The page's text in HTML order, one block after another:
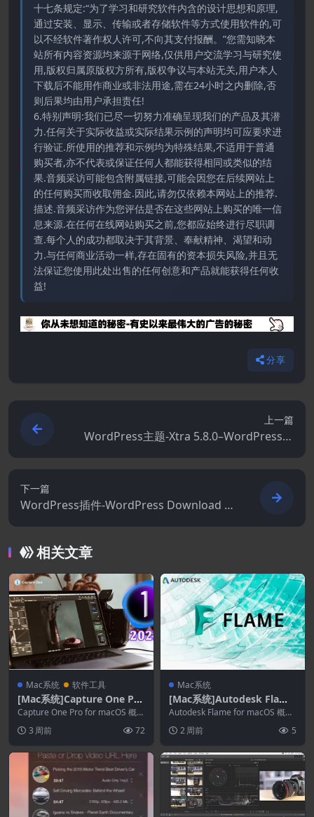
十七条规定:“为了学习和研究软件内含的设计思想和原理,
通过安装、显示、传输或者存储软件等方式使用软件的,可
以不经软件著作权人许可,不向其支付报酬。”您需知晓本
站所有内容资源均来源于网络,仅供用户交流学习与研究使
用,版权归属原版权方所有,版权争议与本站无关,用户本人
下载后不能用作商业或非法用途,需在24小时之内删除,否
则后果均由用户承担责任!
6.特别声明:我们已尽一切努力准确呈现我们的产品及其潜
力.任何关于实际收益或实际结果示例的声明均可应要求进
行验证.所使用的推荐和示例均为特殊结果,不适用于普通
购买者,亦不代表或保证任何人都能获得相同或类似的结
果.音频采访可能包含附属链接,可能会因您在后续网站上
的任何购买而收取佣金.因此,请勿仅依赖本网站上的推荐.
描述.音频采访作为您评估是否在这些网站上购买的唯一信
息来源.在任何在线网站购买之前,您都应始终进行尽职调
查.每个人的成功都取决于其背景、奉献精神、渴望和动
力.与任何商业活动一样,存在固有的资本损失风险,并且无
法保证您使用此处出售的任何创意和产品就能获得任何收
益!
分享
上一篇
WordPress主题-Xtra 5.8.0–WordPress网
下一篇
WordPress插件-WordPress Download M
相关文章
Mac系统 软件工具
[Mac系统]Capture One Pro
16.8.4.13
Capture One Pro for macOS 概述
3 周前 72
Mac系统
[Mac系统]Autodesk Flame
2027.1
Autodesk Flame for macOS 概述
2 周前 5